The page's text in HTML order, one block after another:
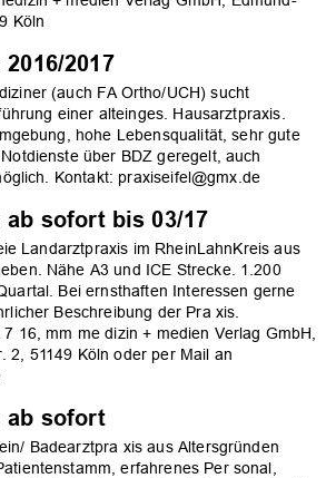
OK
Köln
2017
(auch FA Ortho/UCH) sucht
einer alteinges. Hausarztpraxis.
hohe Lebensqualität, sehr gute
über BDZ geregelt, auch
Kontakt: praxis­eifel@gmx.de
ab sofort bis 03/17
Landarztpraxis im Rhein­Lahn­Kreis aus
Nähe A3 und ICE ­Strecke. 1.200
Bei ernsthaften Interessen gerne
Beschreibung der Pra­ xis.
­16, mm me­ dizin + medien Verlag GmbH,
2, 51149 Köln oder per Mail an
ab sofort
Badearztpra­ xis aus Altersgründen
erfahrenes Per sonal,